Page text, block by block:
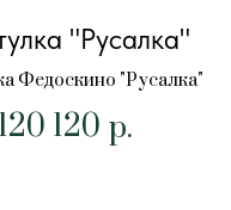
"Русалка"
Федоскино "Русалка"
120 120 р.